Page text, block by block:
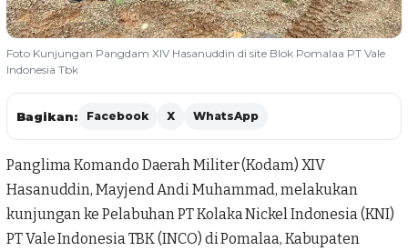
Foto Kunjungan Pangdam XIV Hasanuddin di site Blok Pomalaa PT Vale
Indonesia Tbk
Bagikan: Facebook X WhatsApp
Panglima Komando Daerah Militer(Kodam) XIV
Hasanuddin, Mayjend Andi Muhammad, melakukan
kunjungan ke Pelabuhan PT Kolaka Nickel Indonesia (KNI)
PT Vale Indonesia TBK (INCO) di Pomalaa, Kabupaten